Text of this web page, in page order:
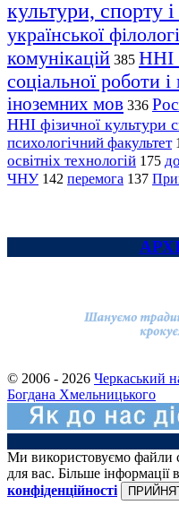
культури, спорту
української
комунікацій 385 ННІ
соціальної роботи
іноземних мов 336
ННІ фізичної культури
психологічний факультет
освітніх технологій 175
ЧНУ 142 перемога 137
© 2006 - 2026 Черкаський
Богдана Хмельницького
Ми використовуємо файли
для вас. Більше
конфіденційності